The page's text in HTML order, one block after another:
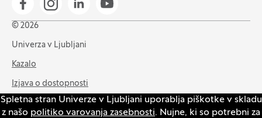
Spletna stran Univerze v Ljubljani uporablja piškotke v skladu
z našo politiko varovanja zasebnosti. Nujne, ki so potrebni za
Pojdi na našo Facebook stran
Pojdi na našo Instagram stran
Pojdi na Linkedin stran
Pojdi na YouTube stran
© 2026
Univerza v Ljubljani
Kazalo
Izjava o dostopnosti
Varstvo zasebnosti in piškotkov